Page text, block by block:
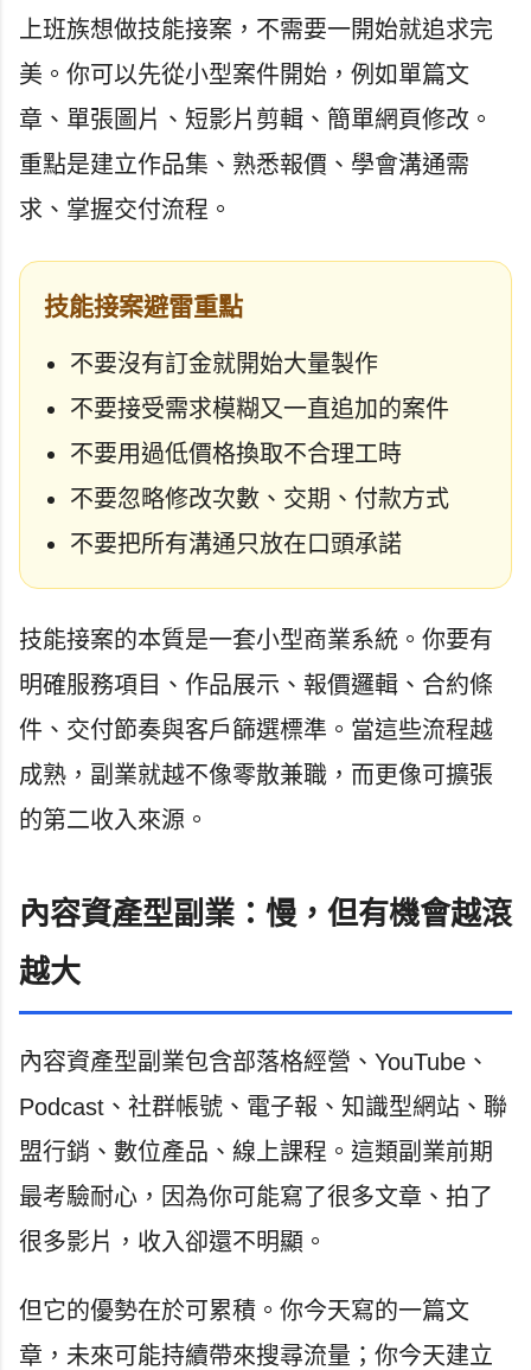
上班族想做技能接案，不需要一開始就追求完
美。你可以先從小型案件開始，例如單篇文
章、單張圖片、短影片剪輯、簡單網頁修改。
重點是建立作品集、熟悉報價、學會溝通需
求、掌握交付流程。
技能接案避雷重點
不要沒有訂金就開始大量製作
不要接受需求模糊又一直追加的案件
不要用過低價格換取不合理工時
不要忽略修改次數、交期、付款方式
不要把所有溝通只放在口頭承諾
技能接案的本質是一套小型商業系統。你要有
明確服務項目、作品展示、報價邏輯、合約條
件、交付節奏與客戶篩選標準。當這些流程越
成熟，副業就越不像零散兼職，而更像可擴張
的第二收入來源。
內容資產型副業：慢，但有機會越滾
越大
內容資產型副業包含部落格經營、YouTube、
Podcast、社群帳號、電子報、知識型網站、聯
盟行銷、數位產品、線上課程。這類副業前期
最考驗耐心，因為你可能寫了很多文章、拍了
很多影片，收入卻還不明顯。
但它的優勢在於可累積。你今天寫的一篇文
章，未來可能持續帶來搜尋流量；你今天建立